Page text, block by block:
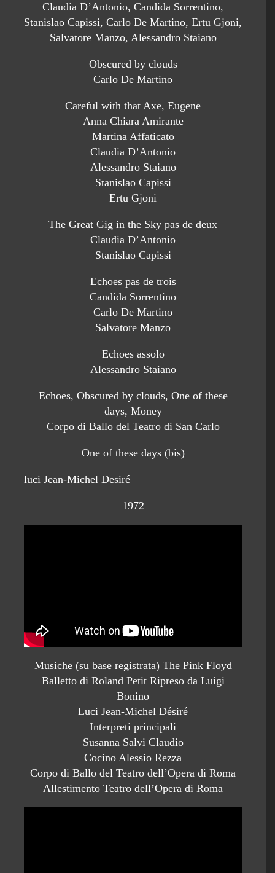
Claudia D’Antonio, Candida Sorrentino,
Stanislao Capissi, Carlo De Martino, Ertu Gjoni,
Salvatore Manzo, Alessandro Staiano
Obscured by clouds
Carlo De Martino
Careful with that Axe, Eugene
Anna Chiara Amirante
Martina Affaticato
Claudia D’Antonio
Alessandro Staiano
Stanislao Capissi
Ertu Gjoni
The Great Gig in the Sky pas de deux
Claudia D’Antonio
Stanislao Capissi
Echoes pas de trois
Candida Sorrentino
Carlo De Martino
Salvatore Manzo
Echoes assolo
Alessandro Staiano
Echoes, Obscured by clouds, One of these
days, Money
Corpo di Ballo del Teatro di San Carlo
One of these days (bis)
luci Jean-Michel Desiré
1972
Musiche (su base registrata) The Pink Floyd
Balletto di Roland Petit Ripreso da Luigi
Bonino
Luci Jean-Michel Désiré
Interpreti principali
Susanna Salvi Claudio
Cocino Alessio Rezza
Corpo di Ballo del Teatro dell’Opera di Roma
Allestimento Teatro dell’Opera di Roma